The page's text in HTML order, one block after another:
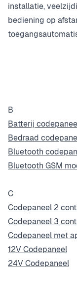
installatie,
bediening op
B
Batterij
Bedraad
Bluetooth
Bluetooth GSM
C
Codepaneel 2
Codepaneel 3
Codepaneel met
12V Codepaneel
24V Codepaneel